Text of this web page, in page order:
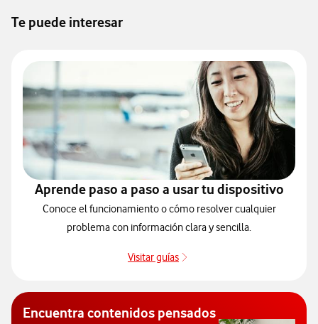
Te puede interesar
Aprende paso a paso a usar tu dispositivo
Conoce el funcionamiento o cómo resolver cualquier
problema con información clara y sencilla.
Visitar guías
Encuentra contenidos pensados